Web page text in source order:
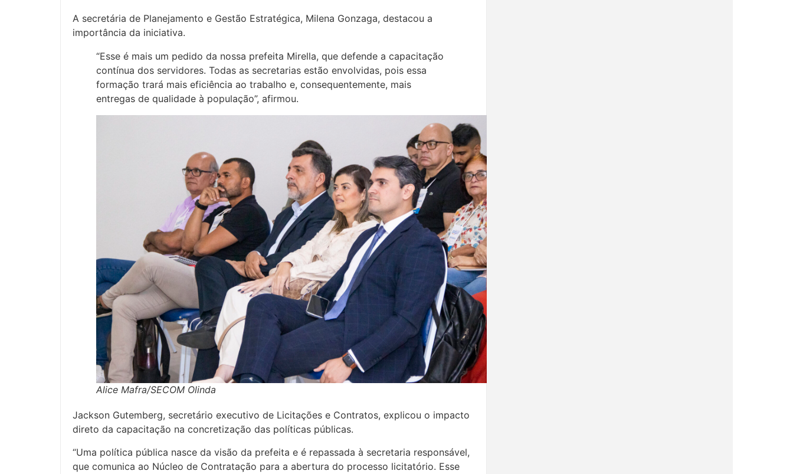
A secretária de Planejamento e Gestão Estratégica, Milena Gonzaga, destacou a
importância da iniciativa.
“Esse é mais um pedido da nossa prefeita Mirella, que defende a capacitação
contínua dos servidores. Todas as secretarias estão envolvidas, pois essa
formação trará mais eficiência ao trabalho e, consequentemente, mais
entregas de qualidade à população”, afirmou.
Alice Mafra/SECOM Olinda
Jackson Gutemberg, secretário executivo de Licitações e Contratos, explicou o impacto
direto da capacitação na concretização das políticas públicas.
“Uma política pública nasce da visão da prefeita e é repassada à secretaria responsável,
que comunica ao Núcleo de Contratação para a abertura do processo licitatório. Esse